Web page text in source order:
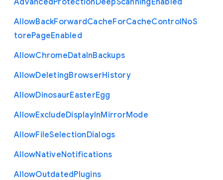
AdvancedProtectionDeepScanning Enabled
AllowBackForwardCacheForCacheControlNoS
torePageEnabled
AllowChromeDataInBackups
AllowDeletingBrowserHistory
AllowDinosaurEasterEgg
AllowExcludeDisplayInMirrorMode
AllowFileSelectionDialogs
AllowNativeNotifications
AllowOutdatedPlugins